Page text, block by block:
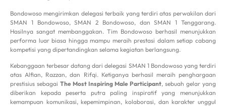
Bondowoso mengirimkan delegasi terbaik yang terdiri atas perwakilan dari
SMAN 1 Bondowoso, SMAN 2 Bondowoso, dan SMAN 1 Tenggarang.
Hasilnya sangat membanggakan. Tim Bondowoso berhasil menunjukkan
performa luar biasa hingga mampu meraih prestasi dalam setiap cabang
kompetisi yang dipertandingkan selama kegiatan berlangsung.
Kebanggaan terbesar datang dari delegasi SMAN 1 Bondowoso yang terdiri
atas Alfian, Razzan, dan Rifqi. Ketiganya berhasil meraih penghargaan
prestisius sebagai The Most Inspiring Male Participant, sebuah gelar yang
diberikan kepada peserta putra paling inspiratif yang menunjukkan
kemampuan komunikasi, kepemimpinan, kolaborasi, dan karakter unggul